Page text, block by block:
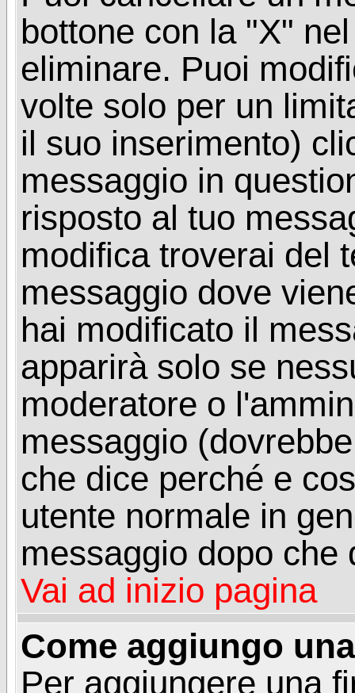
bottone con la "X"
eliminare. Puoi
volte solo per un
il suo inserimento)
messaggio in
risposto al tuo
modifica troverai del
messaggio dove
hai modificato il
apparirà solo se
moderatore o
messaggio
che dice perché e
utente normale in
messaggio dopo che
Vai ad inizio pagina
Come aggiungo
Per aggiungere una